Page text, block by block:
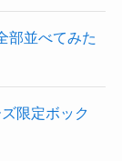
部並べてみた
限定ボック